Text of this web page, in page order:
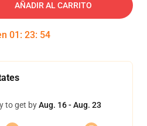
AÑADIR AL CARRITO
01 : 23: 53
to get byAug. 16 - Aug. 23